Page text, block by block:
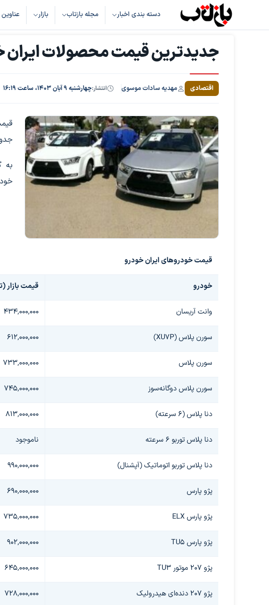
دسته بندی اخبار مجله بازتاب بازار
جدیدترین قیمت محصولات ایران
اقتصادی مهدیه سادات موسوی انتشار:چهارشنبه ۹ آبان ۱۴۰۳، ساعت ۱۶:۱۹
به
خودرو
قیمت خودروهای ایران خودرو
خودرو قیمت بازار
وانت آریسان ۴۳۴,۰۰۰,۰۰۰
سورن پلاس (XU۷P) ۶۱۲,۰۰۰,۰۰۰
سورن پلاس ۷۳۳,۰۰۰,۰۰۰
سورن پلاس دوگانه‌سوز ۷۴۵,۰۰۰,۰۰۰
دنا پلاس (۶ سرعته) ۸۱۳,۰۰۰,۰۰۰
دنا پلاس توربو ۶ سرعته ناموجود
دنا پلاس توربو اتوماتیک (آپشنال) ۹۹۰,۰۰۰,۰۰۰
پژو پارس ۶۹۰,۰۰۰,۰۰۰
پژو پارس ELX ۷۳۵,۰۰۰,۰۰۰
پژو پارس TU۵ ۹۰۲,۰۰۰,۰۰۰
پژو ۲۰۷ موتور TU۳ ۶۴۵,۰۰۰,۰۰۰
پژو ۲۰۷ دنده‌ای هیدرولیک ۷۲۸,۰۰۰,۰۰۰